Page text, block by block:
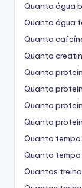
Quanta água
Quanta água
Quanta
Quanta
Quanta
Quanta
Quanta
Quanta
Quanto
Quanto
Quantos